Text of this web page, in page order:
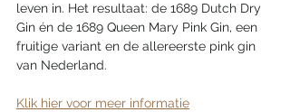
leven in. Het resultaat: de 1689 Dutch Dry
Gin én de 1689 Queen Mary Pink Gin, een
fruitige variant en de allereerste pink gin
van Nederland.
Klik hier voor meer informatie